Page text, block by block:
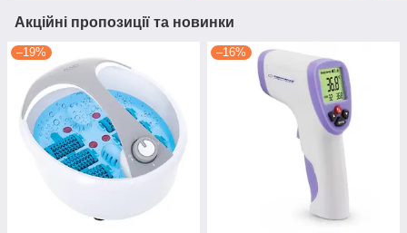
Акційні пропозиції та новинки
–19% –16%